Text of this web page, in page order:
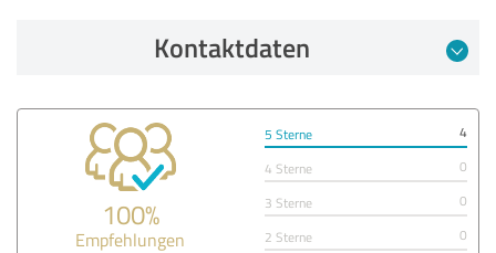
Kontaktdaten
100%
Empfehlungen
5 Sterne
4
4 Sterne
0
3 Sterne
0
2 Sterne
0